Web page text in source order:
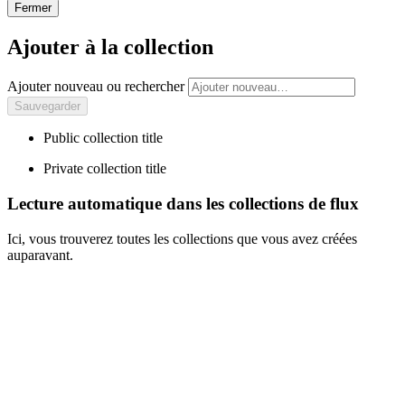
Fermer
Ajouter à la collection
Ajouter nouveau ou rechercher
Public collection title
Private collection title
Lecture automatique dans les collections de flux
Ici, vous trouverez toutes les collections que vous avez créées
auparavant.